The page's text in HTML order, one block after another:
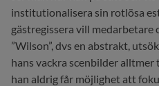
institutionalisera sin rotlösa
gästregissera vill medarbetare
”Wilson”, dvs en abstrakt,
hans vackra scenbilder
han aldrig får möjlighet att